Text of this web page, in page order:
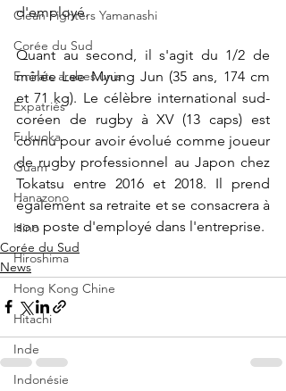
Clean Fighters Yamanashi
Corée du Sud
Emirats arabes unis
Expatriés
Fukuoka
Guam
Hanazono
Hino
Hiroshima
Hong Kong Chine
Hitachi
Inde
Indonésie
d'employé.
Quant au second, il s'agit du 1/2 de
mêlée Lee Myung Jun (35 ans, 174 cm
et 71 kg). Le célèbre international sud-
coréen de rugby à XV (13 caps) est
connu pour avoir évolué comme joueur
de rugby professionnel au Japon chez
Tokatsu entre 2016 et 2018. Il prend
également sa retraite et se consacrera à
son poste d'employé dans l'entreprise.
Corée du Sud
News